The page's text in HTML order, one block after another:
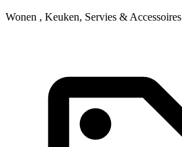
Wonen , Keuken, Servies & Accessoires